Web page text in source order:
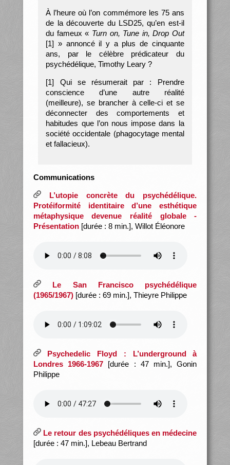
À l’heure où l’on commémore les 75 ans
de la découverte du LSD25, qu’en est-il
du fameux « Turn on, Tune in, Drop Out
[1] » annoncé il y a plus de cinquante
ans, par le célèbre prédicateur du
psychédélique, Timothy Leary ?
[1] Qui se résumerait par : Prendre
conscience d’une autre réalité
(meilleure), se brancher à celle-ci et se
déconnecter des comportements et
habitudes que l’on nous impose dans la
société occidentale (phagocytage mental
et fallacieux).
Communications
L’utopie concrète du psychédélique.
Protéiformité identitaire d’une esthétique
métaphysique devenue réalité globale -
Présentation[durée : 8 min.], Willot Éléonore
Le San Francisco psychédélique
(1965/1967)[durée : 69 min.], Thieyre Philippe
Psychedelic Floyd : L’underground à
Londres 1966-1967 [durée : 47 min.], Gonin
Philippe
Le retour des psychédéliques en médecine
[durée : 47 min.], Lebeau Bertrand